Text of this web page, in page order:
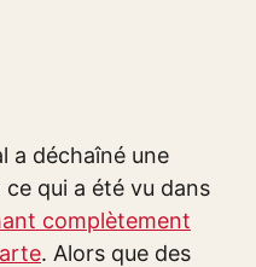
a déchaîné une
qui a été vu dans
complètement
. Alors que des